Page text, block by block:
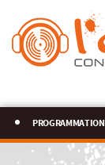
programmation